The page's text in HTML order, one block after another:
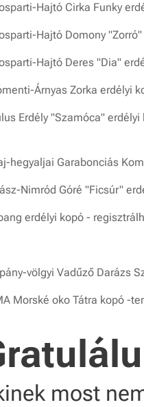
Hajtó Cirka Funky
Hajtó Domony
Hajtó Deres "Dia"
Árnyas Zorka erdélyi
Erdély "Szamóca"
hegyaljai Garabonciás
Nimród Góré "Ficsúr"
erdélyi kopó -
völgyi Vadűző Darázs
Morské oko Tátra kopó -
most